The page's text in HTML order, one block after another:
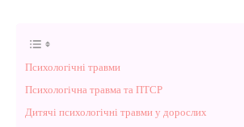
Психологічні травми
Психологічна травма та ПТСР
Дитячі психологічні травми у дорослих